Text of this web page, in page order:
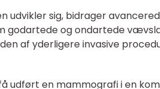
udvikler sig, bidrager
godartede og ondartede
af yderligere invasive
udført en mammografi i en